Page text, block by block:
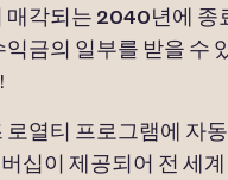
매각되는 2040년에 종
익금의 일부를 받을 수
로열티 프로그램에 자
십이 제공되어 전 세